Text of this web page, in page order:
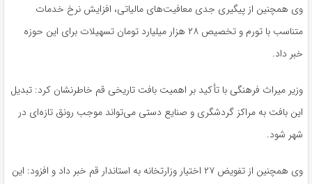
وی همچنین از پیگیری جدی معافیت‌های مالیاتی، افزایش نرخ خدمات
متناسب با تورم و تخصیص ۲۸ هزار میلیارد تومان تسهیلات برای این حوزه
خبر داد.
وزیر میراث فرهنگی با تأکید بر اهمیت بافت تاریخی قم خاطرنشان کرد: تبدیل
این بافت به مراکز گردشگری و صنایع دستی می‌تواند موجب رونق تازه‌ای در
شهر شود.
وی همچنین از تفویض ۲۷ اختیار وزارتخانه به استاندار قم خبر داد و افزود: این